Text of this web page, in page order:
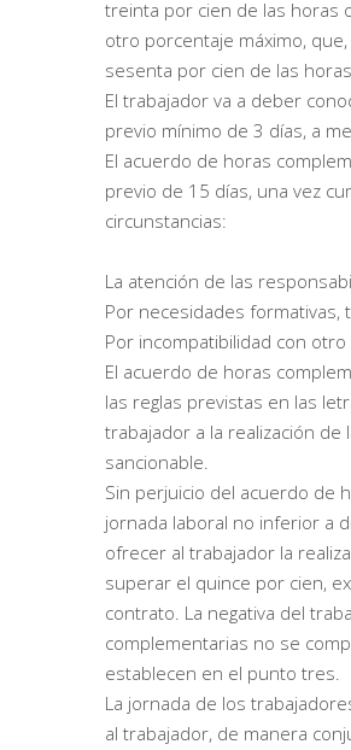
treinta por cien de las horas
otro porcentaje máximo,
sesenta por cien de las
El trabajador va a deber
previo mínimo de 3 días, a
El acuerdo de horas
previo de 15 días, una vez
circunstancias:
La atención de las
Por necesidades formativas,
Por incompatibilidad con
El acuerdo de horas
las reglas previstas en las
trabajador a la realización
sancionable.
Sin perjuicio del acuerdo de
jornada laboral no inferior a
ofrecer al trabajador la
superar el quince por cien,
contrato. La negativa del
complementarias no se
establecen en el punto tres.
La jornada de los
al trabajador, de manera